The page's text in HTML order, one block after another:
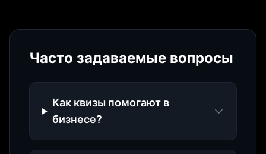
Часто задаваемые вопросы
Как квизы помогают в
бизнесе?